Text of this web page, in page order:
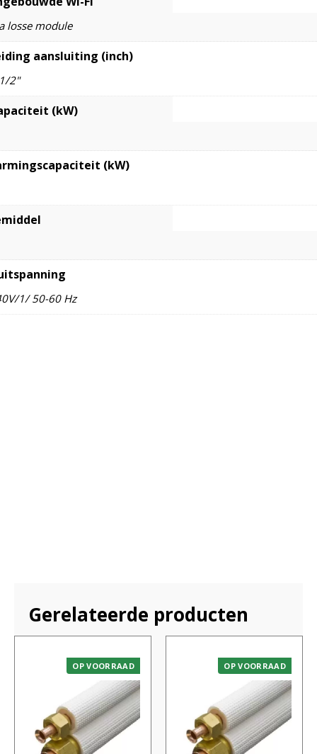
losse module
aansluiting (inch)
2"
(kW)
(kW)
1/ 50-60 Hz
Gerelateerde producten
OP VOORRAAD OP VOORRAAD